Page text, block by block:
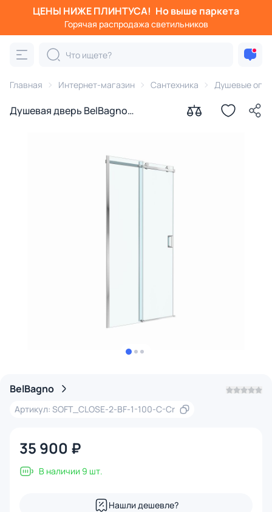
ЦЕНЫ НИЖЕ ПЛИНТУСА! Но выше паркета
Горячая распродажа светильников
Главная Интернет-магазин Сантехника Душевые
Душевая дверь BelBagno
BelBagno
Артикул: SOFT_CLOSE-2-BF-1-100-C-Cr
35 900 ₽
В наличии 9 шт.
Нашли дешевле?